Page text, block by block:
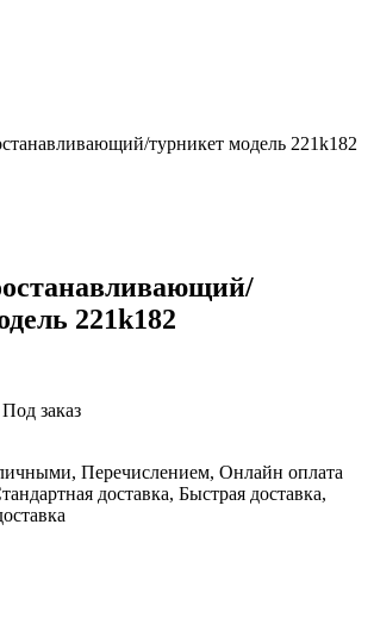
турникет модель 221k182
221k182
Под заказ
Перечислением, Онлайн оплата
доставка, Быстрая доставка,